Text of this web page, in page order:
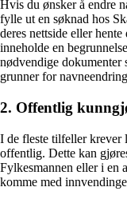
Hvis du ønsker å endre
fylle ut en søknad hos
deres nettside eller
inneholde en
nødvendige dokumenter
grunner for
2. Offentlig
I de fleste tilfeller krever
offentlig. Dette kan
Fylkesmannen eller i en
komme med